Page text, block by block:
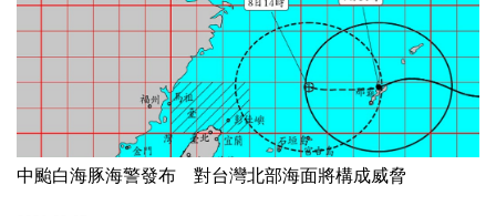
中颱白海豚海警發布 對台灣北部海面將構成威脅